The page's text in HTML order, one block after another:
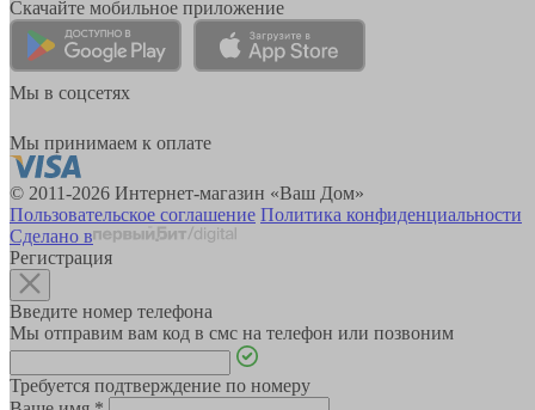
Скачайте мобильное приложение
Мы в соцсетях
Мы принимаем к оплате
© 2011-2026 Интернет-магазин «Ваш Дом»
Пользовательское соглашение Политика конфиденциальности
Сделано в
Регистрация
Введите номер телефона
Мы отправим вам код в смс на телефон или позвоним
Требуется подтверждение по номеру